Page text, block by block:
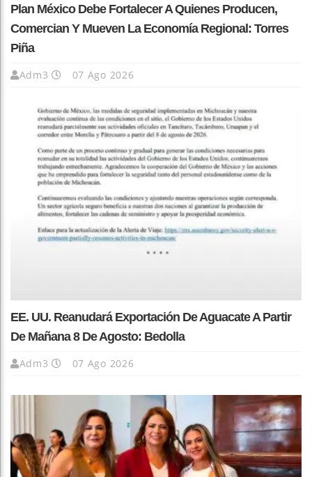
Plan México Debe Fortalecer A Quienes Producen,
Comercian Y Mueven La Economía Regional: Torres
Piña
Adm3 07 Ago 2026
EE. UU. Reanudará Exportación De Aguacate A Partir
De Mañana 8 De Agosto: Bedolla
Adm3 07 Ago 2026